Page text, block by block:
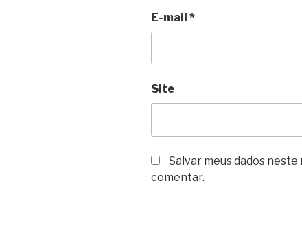
E-mail *
Site
Salvar meus dados
comentar.